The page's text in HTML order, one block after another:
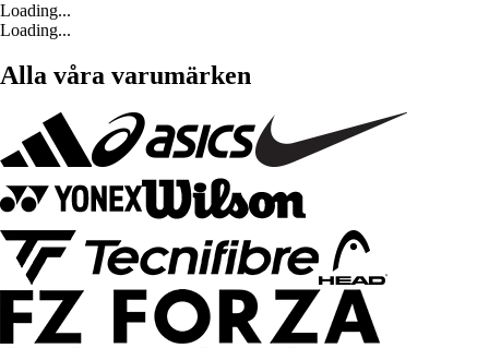
Loading...
Loading...
Alla våra varumärken